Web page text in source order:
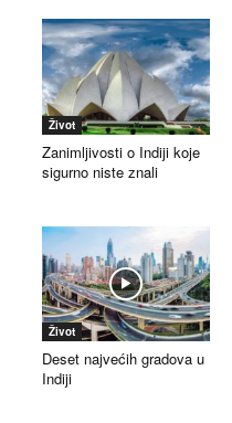
Život
Zanimljivosti o Indiji koje
sigurno niste znali
Život
Deset najvećih gradova u
Indiji